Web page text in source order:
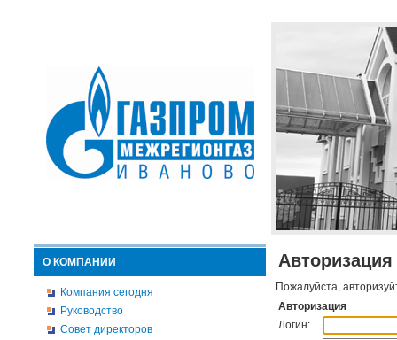
О КОМПАНИИ
Компания сегодня
Руководство
Совет директоров
Авторизация
Пожалуйста,
Авторизация
Логин: